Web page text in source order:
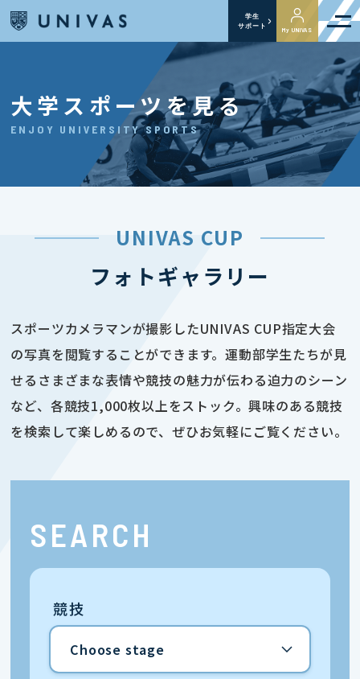
学生
サポート
My UNIVAS
大学スポーツを見る
ENJOY UNIVERSITY SPORTS
UNIVAS CUP
フォトギャラリー
スポーツカメラマンが撮影したUNIVAS CUP指定大会
の写真を閲覧することができます。運動部学生たちが見
せるさまざまな表情や競技の魅力が伝わる迫力のシーン
など、各競技1,000枚以上をストック。興味のある競技
を検索して楽しめるので、ぜひお気軽にご覧ください。
SEARCH
競技